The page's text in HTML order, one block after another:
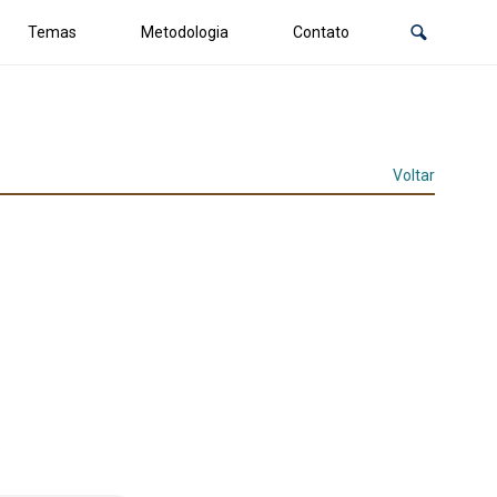
Temas Metodologia Contato
Voltar